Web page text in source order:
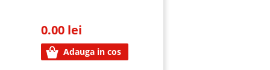
0.00 lei
Adauga in cos